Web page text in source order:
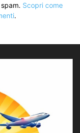
Scopri come
.